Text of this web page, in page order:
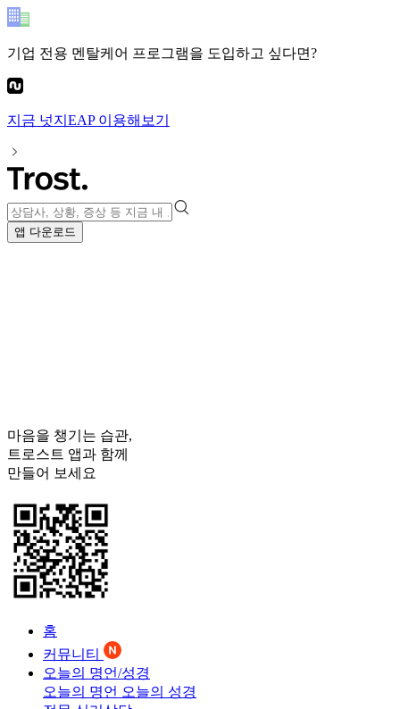
기업 전용 멘탈케어 프로그램을 도입하고 싶다면?
지금 넛지EAP이용해보기
앱 다운로드
마음을 챙기는 습관,
트로스트 앱과 함께
만들어 보세요
홈
커뮤니티
오늘의 명언/성경
오늘의 명언 오늘의 성경